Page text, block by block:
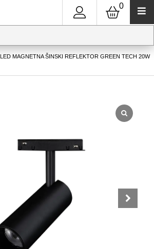
0
LED MAGNETNA ŠINSKI REFLEKTOR GREEN TECH 20W